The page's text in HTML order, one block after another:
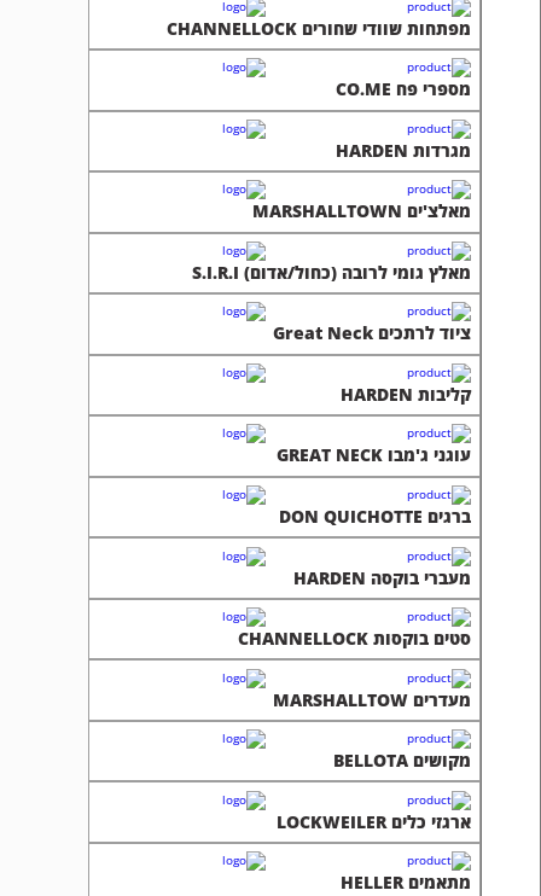
מפתחות שוודי שחורים CHANNELLOCK
מספרי פח CO.ME
מגרדות HARDEN
מאלצ'ים MARSHALLTOWN
מאלץ גומי לרובה (כחול/אדום) S.I.R.I
ציוד לרתכים Great Neck
קליבות HARDEN
עוגני ג'מבו GREAT NECK
ברגים DON QUICHOTTE
מעברי בוקסה HARDEN
סטים בוקסות CHANNELLOCK
מעדרים MARSHALLTOW
מקושים BELLOTA
ארגזי כלים LOCKWEILER
מתאמים HELLER